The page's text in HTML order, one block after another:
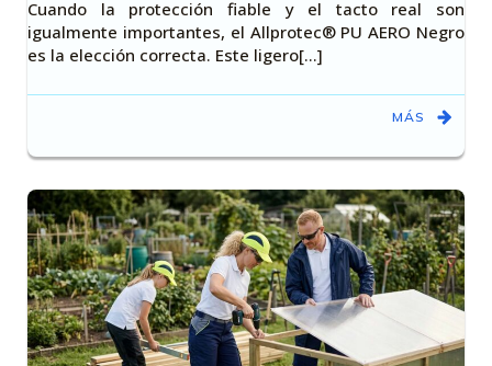
Cuando la protección fiable y el tacto real son
igualmente importantes, el Allprotec® PU AERO Negro
es la elección correcta. Este ligero[…]
MÁS